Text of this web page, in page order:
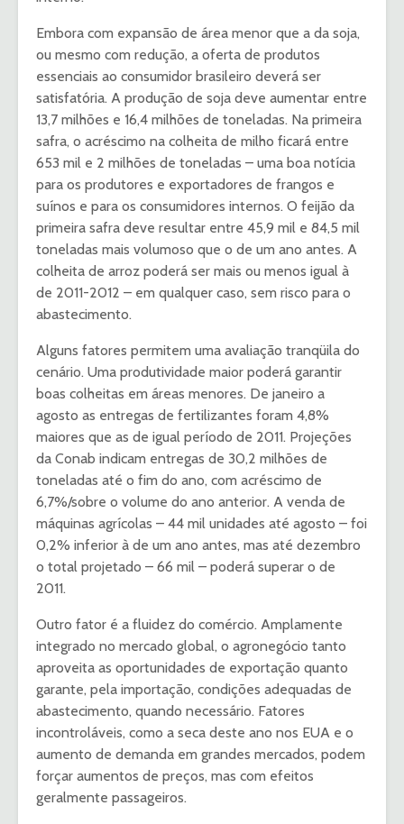
Embora com expansão de área menor que a da soja,
ou mesmo com redução, a oferta de produtos
essenciais ao con­sumidor brasileiro deverá ser
satisfatória. A produção de so­ja deve aumentar entre
13,7 mi­lhões e 16,4 milhões de tonela­das. Na primeira
safra, o acrés­cimo na colheita de milho fica­rá entre
653 mil e 2 milhões de toneladas – uma boa notícia
pa­ra os produtores e exportado­res de frangos e
suínos e para os consumidores internos. O feijão da
primeira safra deve re­sultar entre 45,9 mil e 84,5 mil
toneladas mais volumoso que o de um ano antes. A
colheita de arroz poderá ser mais ou menos igual à
de 2011-2012 – em qualquer caso, sem risco pa­ra o
abastecimento.
Alguns fatores permitem uma avaliação tranqüila do
ce­nário. Uma produtividade maior poderá garantir
boas co­lheitas em áreas menores. De janeiro a
agosto as entregas de fertilizantes foram 4,8%
maio­res que as de igual período de 2011. Projeções
da Conab indi­cam entregas de 30,2 milhões de
toneladas até o fim do ano, com acréscimo de
6,7%/sobre o volume do ano anterior. A venda de
máquinas agrícolas – 44 mil unidades até agosto – foi
0,2% inferior à de um ano antes, mas até dezembro
o to­tal projetado – 66 mil – poderá superar o de
2011.
Outro fator é a fluidez do co­mércio. Amplamente
integrado no mercado global, o agronegó­cio tanto
aproveita as oportuni­dades de exportação quanto
ga­rante, pela importação, condi­ções adequadas de
abasteci­mento, quando necessário. Fa­tores
incontroláveis, como a se­ca deste ano nos EUA e o
aumento de demanda em grandes mercados, podem
forçar au­mentos de preços, mas com efeitos
geralmente passageiros.